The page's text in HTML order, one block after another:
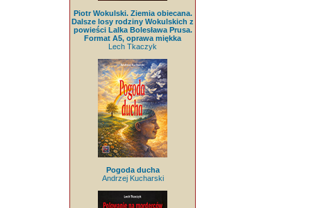
Piotr Wokulski. Ziemia obiecana.
Dalsze losy rodziny Wokulskich z
powieści Lalka Bolesława Prusa.
Format A5, oprawa miękka
Lech Tkaczyk
Pogoda ducha
Andrzej Kucharski